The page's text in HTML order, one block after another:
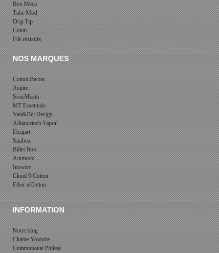
Box Meca
Tube Mod
Drip Tip
Coton
Fils résistifs
NOS MARQUES
Cotton Bacon
Aspire
SvoëMesto
MT Essentials
Van&Del Design
Alliancetech Vapor
Elcigart
Sunbox
Billet Box
Animodz
Inowire
Cloud 9 Cotton
Fiber n'Cotton
INFORMATION
Notre blog
Chaine Youtube
Communauté Phileas